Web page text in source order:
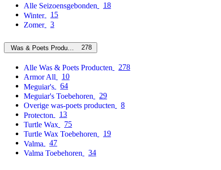
Alle Seizoensgebonden
18
Winter
15
Zomer
3
Was & Poets Producten 278
Alle Was & Poets Producten
278
Armor All
10
Meguiar's
64
Meguiar's Toebehoren
29
Overige was-poets producten
8
Protecton
13
Turtle Wax
75
Turtle Wax Toebehoren
19
Valma
47
Valma Toebehoren
34